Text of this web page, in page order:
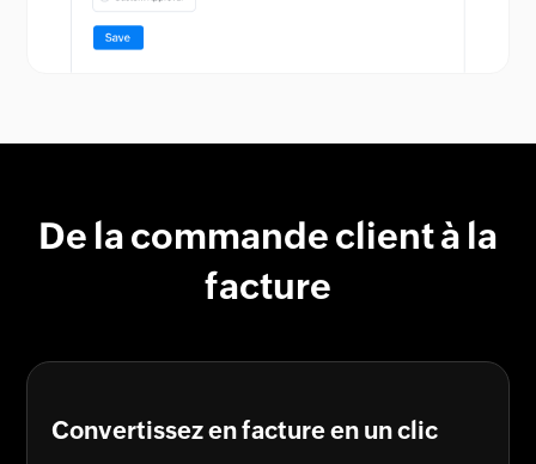
De la commande client à la
facture
Convertissez en facture en un clic